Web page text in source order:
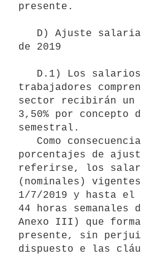
presente.
de 2019
trabajadores
sector recibirán un
3,50% por concepto
semestral.
porcentajes de
referirse, los
(nominales)
1/7/2019 y hasta el
44 horas
Anexo III) que
presente, sin
dispuesto e las